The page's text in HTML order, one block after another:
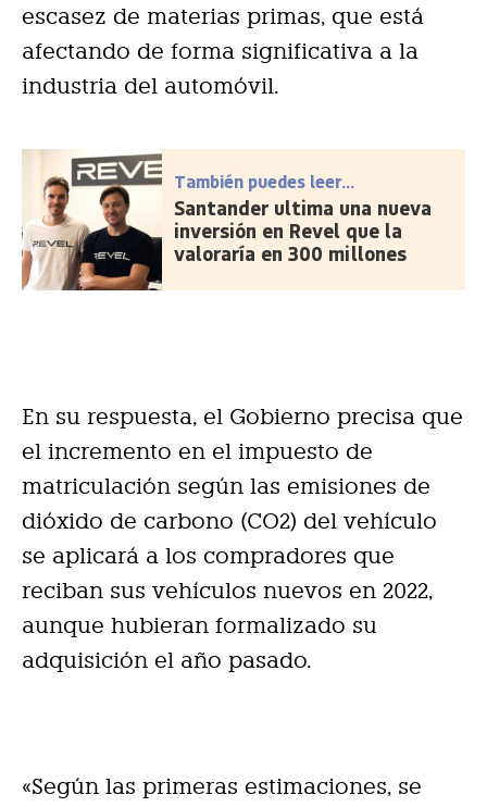
escasez de materias primas, que está
afectando de forma significativa a la
industria del automóvil.
También puedes leer...
Santander ultima una nueva
inversión en Revel que la
valoraría en 300 millones
En su respuesta, el Gobierno precisa que
el incremento en el impuesto de
matriculación según las emisiones de
dióxido de carbono (CO2) del vehículo
se aplicará a los compradores que
reciban sus vehículos nuevos en 2022,
aunque hubieran formalizado su
adquisición el año pasado.
«Según las primeras estimaciones, se